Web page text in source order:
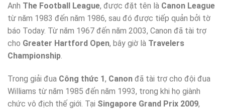
Anh The Football League, được đặt tên là Canon League
từ năm 1983 đến năm 1986, sau đó được tiếp quản bởi tờ
báo Today. Từ năm 1967 đến năm 2003, Canon đã tài trợ
cho Greater Hartford Open, bây giờ là Travelers
Championship.
Trong giải đua Công thức 1, Canon đã tài trợ cho đội đua
Williams từ năm 1985 đến năm 1993, trong khi họ giành
chức vô địch thế giới. Tại Singapore Grand Prix 2009,